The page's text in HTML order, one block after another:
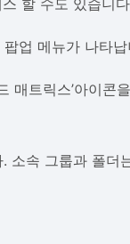
할 수도 있습니
업 메뉴가 나타
매트릭스’아이콘
소속 그룹과 폴더